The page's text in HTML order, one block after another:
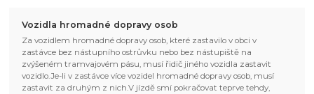
Vozidla hromadné dopravy osob
Za vozidlem hromadné dopravy osob, které zastavilo v obci v
zastávce bez nástupního ostrůvku nebo bez nástupiště na
zvýšeném tramvajovém pásu, musí řidič jiného vozidla zastavit
vozidlo.Je-li v zastávce více vozidel hromadné dopravy osob, musí
zastavit za druhým z nich.V jízdě smí pokračovat teprve tehdy,